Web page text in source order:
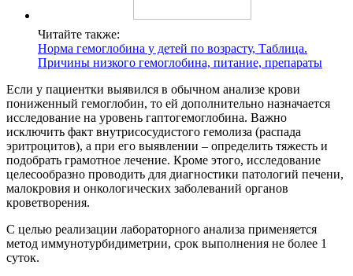
Читайте также:
Норма гемоглобина у детей по возрасту, Таблица.
Причины низкого гемоглобина, питание, препараты
Если у пациентки выявился в обычном анализе крови
пониженный гемоглобин, то ей дополнительно назначается
исследование на уровень гаптогемоглобина. Важно
исключить факт внутрисосудистого гемолиза (распада
эритроцитов), а при его выявлении – определить тяжесть и
подобрать грамотное лечение. Кроме этого, исследование
целесообразно проводить для диагностики патологий печени,
малокровия и онкологических заболеваний органов
кроветворения.
С целью реализации лабораторного анализа применяется
метод иммунотурбидиметрии, срок выполнения не более 1
суток.